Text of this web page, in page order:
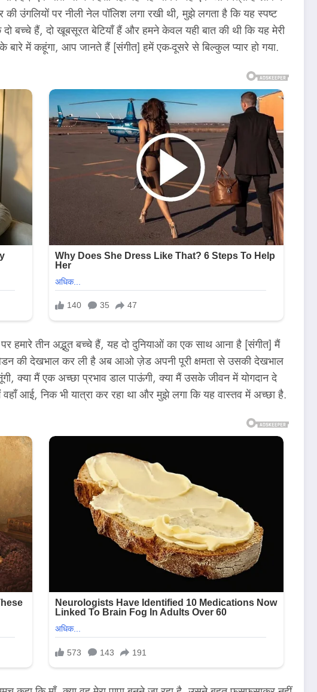
उंगलियों पर नीली नेल पॉलिश लगा रखी थी, मुझे लगता है कि यह स्पष्ट
हैं, दो खूबसूरत बेटियाँ हैं और हमने केवल यही बात की थी कि यह मेरी
में कहूंगा, आप जानते हैं [संगीत] हमें एक-दूसरे से बिल्कुल प्यार हो गया.
हमारे तीन अद्भुत बच्चे हैं, यह दो दुनियाओं का एक साथ आना है [संगीत] मैं
की देखभाल कर ली है अब आओ ज़ेड अपनी पूरी क्षमता से उसकी देखभाल
क्या मैं एक अच्छा प्रभाव डाल पाऊंगी, क्या मैं उसके जीवन में योगदान दे
आई, निक भी यात्रा कर रहा था और मुझे लगा कि यह वास्तव में अच्छा है.